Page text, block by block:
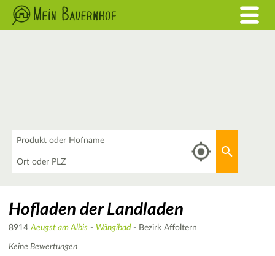
Hofladen der Landladen
8914Aeugst am Albis - Wängibad - Bezirk Affoltern
Keine Bewertungen